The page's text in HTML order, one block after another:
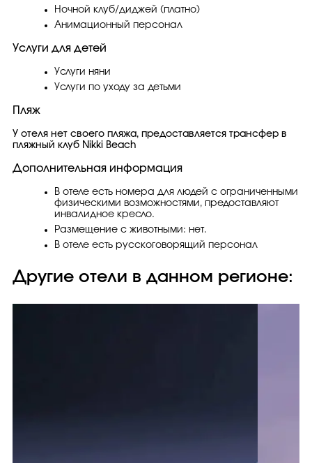
Ночной клуб/диджей (платно)
Анимационный персонал
Услуги для детей
Услуги няни
Услуги по уходу за детьми
Пляж
У отеля нет своего пляжа, предоставляется трансфер в
пляжный клуб Nikki Beach
Дополнительная информация
В отеле есть номера для людей с ограниченными
физическими возможностями, предоставляют
инвалидное кресло.
Размещение с животными: нет.
В отеле есть русскоговорящий персонал
Другие отели в данном регионе: